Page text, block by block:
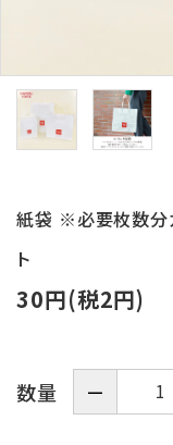
Contents
Information
紙袋 ※必要枚数分
ト
30円(税2円)
数量 －